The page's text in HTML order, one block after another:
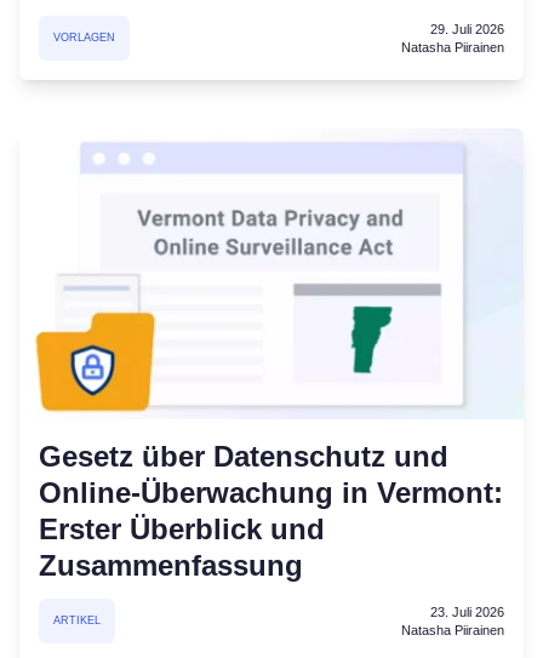
VORLAGEN
29. Juli 2026
Natasha Piirainen
Gesetz über Datenschutz und
Online-Überwachung in Vermont:
Erster Überblick und
Zusammenfassung
ARTIKEL
23. Juli 2026
Natasha Piirainen